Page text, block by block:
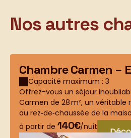
Nos autres
Chambre Carmen –
Romantique au Cœur
Provence
Capacité maximum : 3
Offrez-vous un séjour
Carmen de 28 m², un
au rez‑de‑chaussée de la
Pr...
à partir de 140€/nuit